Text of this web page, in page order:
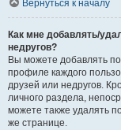
Вернуться к началу
Как мне добавлять/
недругов?
Вы можете добавлять
профиле каждого
друзей или недругов.
личного раздела,
можете также удалять
же странице.